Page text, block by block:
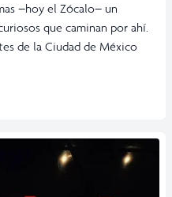
–hoy el Zócalo– un
que caminan por ahí.
de la Ciudad de México